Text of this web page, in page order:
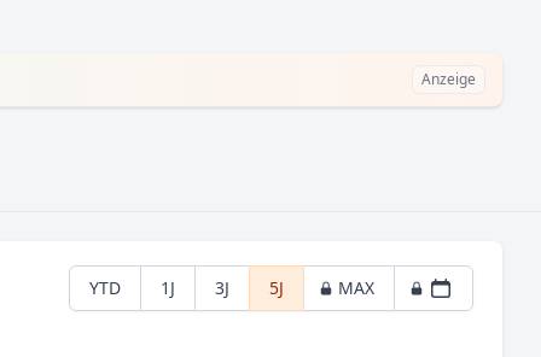
Anzeige
YTD 1J 3J 5J MAX